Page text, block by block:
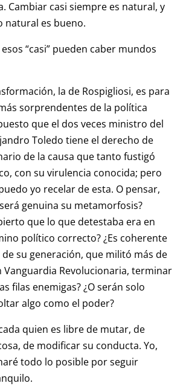
Cambiar casi siempre es natural, y
natural es bueno.
“casi” pueden caber mundos
la de Rospigliosi, es para
sorprendentes de la política
que el dos veces ministro del
Toledo tiene el derecho de
de la causa que tanto fustigó
con su virulencia conocida; pero
yo recelar de esta. O pensar,
genuina su metamorfosis?
que lo que detestaba era en
político correcto? ¿Es coherente
su generación, que militó más de
Vanguardia Revolucionaria, terminar
filas enemigas? ¿O serán solo
algo como el poder?
quien es libre de mutar, de
de modificar su conducta. Yo,
todo lo posible por seguir